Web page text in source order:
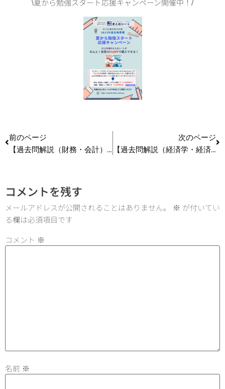
\夏から勉強スタート応援キャンペーン開催中！/
前のページ
【過去問解説（財務・会計）】R4 第11問 減価償却（直接控除法）
次のページ
【過去問解説（経済学・経済政策）】R4 第7問 AD-AS分析
コメントを残す
メールアドレスが公開されることはありません。 ※ が付いてい
る欄は必須項目です
コメント ※
名前 ※